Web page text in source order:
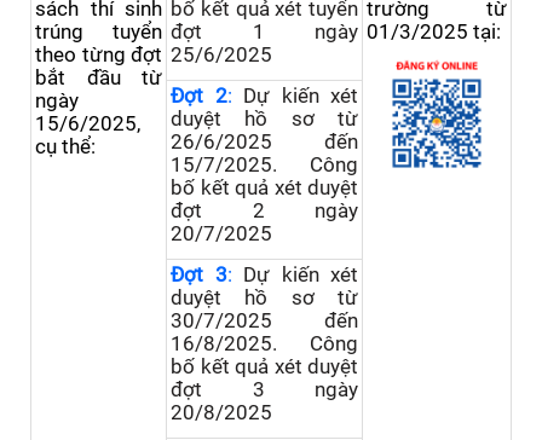
sách thí sinh
trúng tuyển
theo từng đợt
bắt đầu từ
ngày
15/6/2025,
cụ thể:
bố kết quả xét tuyển
đợt 1 ngày
25/6/2025
trường từ
01/3/2025 tại:
Đợt 2: Dự kiến xét
duyệt hồ sơ từ
26/6/2025 đến
15/7/2025. Công
bố kết quả xét duyệt
đợt 2 ngày
20/7/2025
Đợt 3: Dự kiến xét
duyệt hồ sơ từ
30/7/2025 đến
16/8/2025. Công
bố kết quả xét duyệt
đợt 3 ngày
20/8/2025